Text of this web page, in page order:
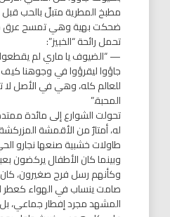
مطبخ المطرية متبلٌ بالحب قبل
ضحكت بهية وهي تمسح عرق
تحمل رائحة “الخبيز”:
— “الضيوف يا ماري لم يقطعوا
جاؤوا ليقرؤوا في وجوهنا
للعالم كله، وهي في الأصل لا
المحبة.”
​تحولت الشوارع إلى مائدة
له، أمتارٌ من الأقمشة
طاولات خشبية صنعها نجارو
وبينما كان الأطفال يركضون
وكأنهم رسل فرح صغيرون،
صامت ينساب في الهواء كعطر
المشهد مجرد إفطار جماعي، بل